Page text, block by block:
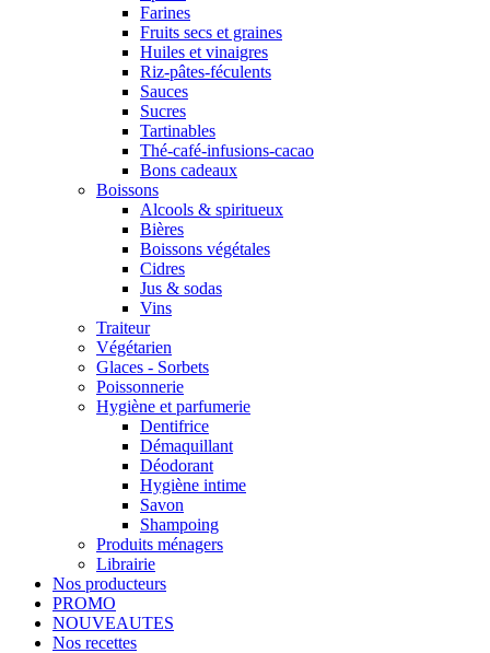
Farines
Fruits secs et graines
Huiles et vinaigres
Riz-pâtes-féculents
Sauces
Sucres
Tartinables
Thé-café-infusions-cacao
Bons cadeaux
Boissons
Alcools & spiritueux
Bières
Boissons végétales
Cidres
Jus & sodas
Vins
Traiteur
Végétarien
Glaces - Sorbets
Poissonnerie
Hygiène et parfumerie
Dentifrice
Démaquillant
Déodorant
Hygiène intime
Savon
Shampoing
Produits ménagers
Librairie
Nos producteurs
PROMO
NOUVEAUTES
Nos recettes